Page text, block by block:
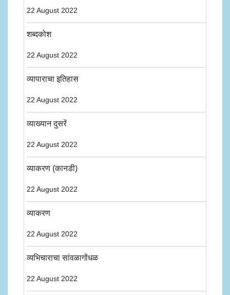
22 August 2022
शब्दकोश
22 August 2022
व्यापाराचा इतिहास
22 August 2022
व्याख्यान दुसरें
22 August 2022
व्याकरण (कानडी)
22 August 2022
व्याकरण
22 August 2022
व्यभिचाराचा सांवळागोंधळ
22 August 2022